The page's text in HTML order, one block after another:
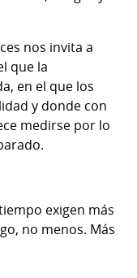
nos invita a
que la
en el que los
y donde con
medirse por lo
exigen más
no menos. Más